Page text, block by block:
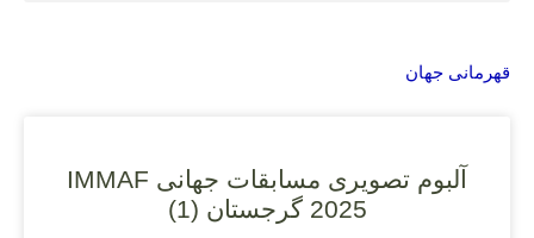
قهرمانی جهان
آلبوم تصویری مسابقات جهانی IMMAF
2025 گرجستان (1)